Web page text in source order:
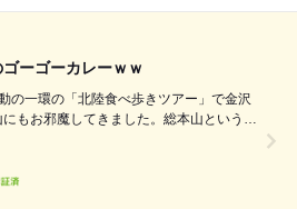
ーゴーカレーｗｗ
の一環の「北陸食べ歩きツアー」で金沢
もお邪魔してきました。総本山という言
店のネーミングなのでしょう（知らんけ